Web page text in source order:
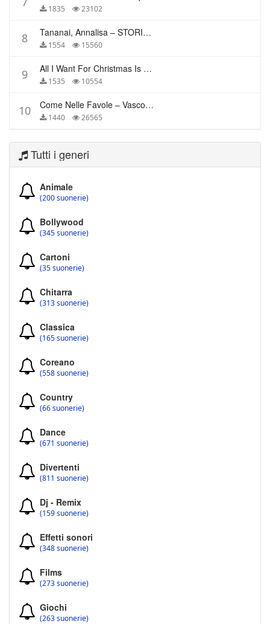
1835 23102
8 Tananai, Annalisa – STORIE BREVI
1554 15560
9 All I Want For Christmas Is You – Mariah Carey
1535 10554
10 Come Nelle Favole – Vasco Rossi
1440 26565
Tutti i generi
Animale
(200 suonerie)
Bollywood
(345 suonerie)
Cartoni
(35 suonerie)
Chitarra
(313 suonerie)
Classica
(165 suonerie)
Coreano
(558 suonerie)
Country
(66 suonerie)
Dance
(671 suonerie)
Divertenti
(811 suonerie)
Dj - Remix
(159 suonerie)
Effetti sonori
(348 suonerie)
Films
(273 suonerie)
Giochi
(263 suonerie)